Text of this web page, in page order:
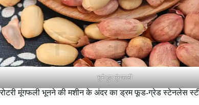
भुने हुए मूंगफली
रोटरी मूंगफली भूनने की मशीन के अंदर का ड्रम फूड-ग्रेड स्टेनलेस